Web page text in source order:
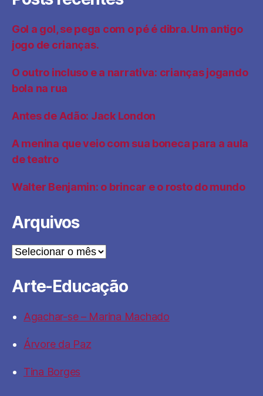
Gol a gol, se pega com o pé é dibra. Um antigo
jogo de crianças.
O outro incluso e a narrativa: crianças jogando
bola na rua
Antes de Adão: Jack London
A menina que veio com sua boneca para a aula
de teatro
Walter Benjamin: o brincar e o rosto do mundo
Arquivos
Arquivos
Arte-Educação
Agachar-se – Marina Machado
Árvore da Paz
Tina Borges